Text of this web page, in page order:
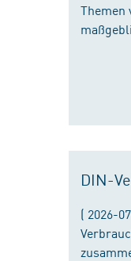
Themen
DIN-
( 2026-